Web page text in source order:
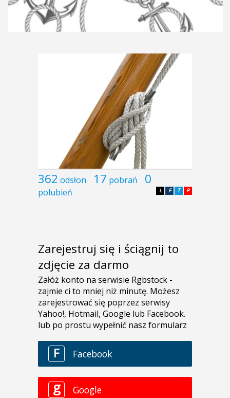
362 odsłon 17 pobrań 0
polubień P
T
F
L
Zarejestruj się i ściągnij to
zdjęcie za darmo